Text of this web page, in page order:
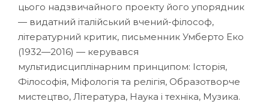
цього надзвичайного проекту його упорядник
— видатний італійський вчений-філософ,
літературний критик, письменник Умберто Еко
(1932—2016) — керувався
мультидисциплінарним принципом: Історія,
Філософія, Міфологія та релігія, Образотворче
мистецтво, Література, Наука і техніка, Музика.